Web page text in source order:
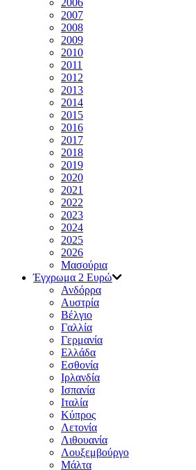
2006
2007
2008
2009
2010
2011
2012
2013
2014
2015
2016
2017
2018
2019
2020
2021
2022
2023
2024
2025
2026
Μασούρια
Έγχρωμα 2 Ευρώ
Ανδόρρα
Αυστρία
Βέλγιο
Γαλλία
Γερμανία
Ελλάδα
Εσθονία
Ιρλανδία
Ισπανία
Ιταλία
Κύπρος
Λετονία
Λιθουανία
Λουξεμβούργο
Μάλτα